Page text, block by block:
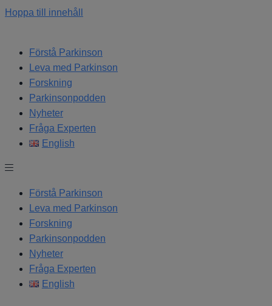
Hoppa till innehåll
Förstå Parkinson
Leva med Parkinson
Forskning
Parkinsonpodden
Nyheter
Fråga Experten
English
Förstå Parkinson
Leva med Parkinson
Forskning
Parkinsonpodden
Nyheter
Fråga Experten
English